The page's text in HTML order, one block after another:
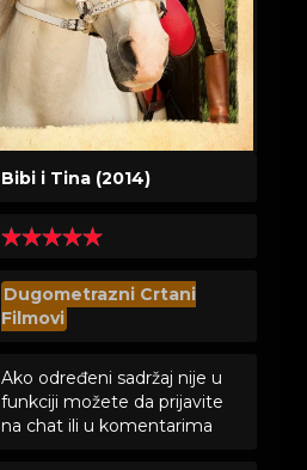
Bibi i Tina (2014)
Dugometrazni Crtani
Filmovi
Ako određeni sadržaj nije u
funkciji možete da prijavite
na chat ili u komentarima